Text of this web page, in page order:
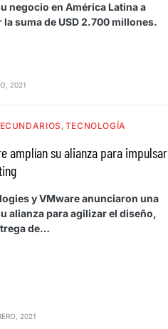
negocio en América Latina a
suma de USD 2.700 millones.
2021
TECNOLOGÍA
amplían su alianza para impulsar
y VMware anunciaron una
alianza para agilizar el diseño,
de…
2021